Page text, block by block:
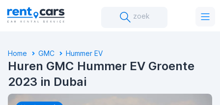
zoek
Home GMC Hummer EV
Huren GMC Hummer EV Groente
2023 in Dubai